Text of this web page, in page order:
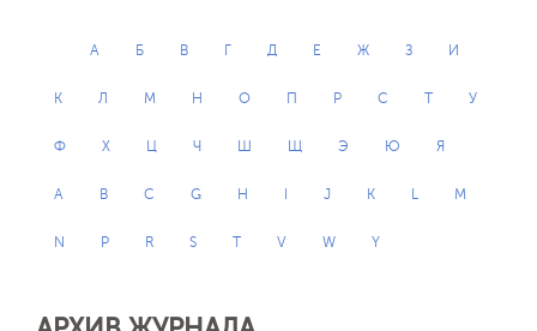
А Б В Г Д Е Ж З И
К Л М Н О П Р С Т У
Ф Х Ц Ч Ш Щ Э Ю Я
A B C G H J K L M
N P R S T V W Y